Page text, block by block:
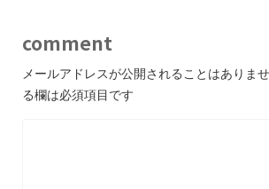
comment
メールアドレスが公開されることはありませ
る欄は必須項目です